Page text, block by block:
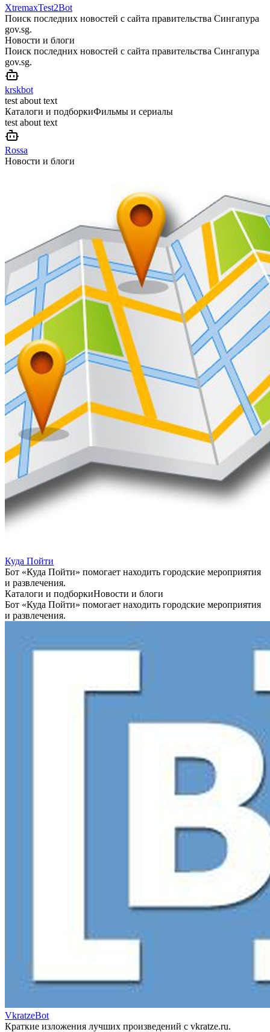
XtremaxTest2Bot
Поиск последних новостей с сайта правительства Сингапура
gov.sg.
Новости и блоги
Поиск последних новостей с сайта правительства Сингапура
gov.sg.
krskbot
test about text
Каталоги и подборкиФильмы и сериалы
test about text
Rossa
Новости и блоги
Куда Пойти
Бот «Куда Пойти» помогает находить городские мероприятия
и развлечения.
Каталоги и подборкиНовости и блоги
Бот «Куда Пойти» помогает находить городские мероприятия
и развлечения.
VkratzeBot
Краткие изложения лучших произведений с vkratze.ru.